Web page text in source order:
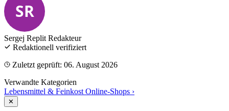
SR
Sergej Replit Redakteur
Redaktionell verifiziert
Zuletzt geprüft: 06. August 2026
Verwandte Kategorien
Lebensmittel & Feinkost Online-Shops ›
✕